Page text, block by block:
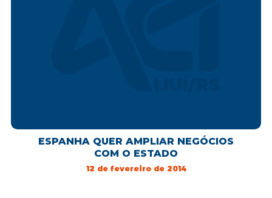
ESPANHA QUER AMPLIAR NEGÓCIOS
COM O ESTADO
12 de fevereiro de 2014